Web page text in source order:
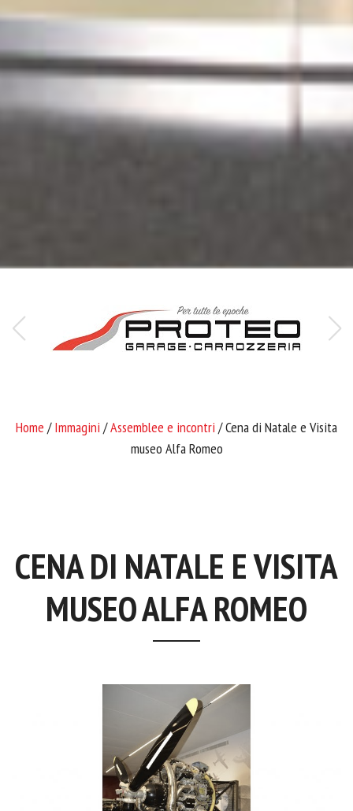
Home /Immagini /Assemblee e incontri / Cena di Natale e Visita
museo Alfa Romeo
CENA DI NATALE E VISITA
MUSEO ALFA ROMEO